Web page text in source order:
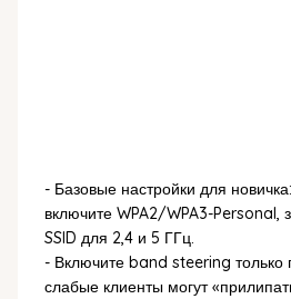
- Базовые настройки для
включите WPA2/WPA3-Personal,
SSID для 2,4 и 5 ГГц.
- Включите band steering только
слабые клиенты могут